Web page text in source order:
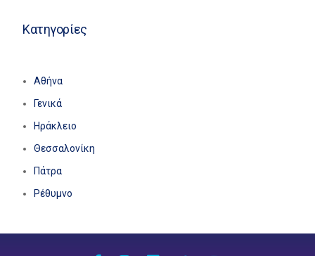
Κατηγορίες
Αθήνα
Γενικά
Ηράκλειο
Θεσσαλονίκη
Πάτρα
Ρέθυμνο